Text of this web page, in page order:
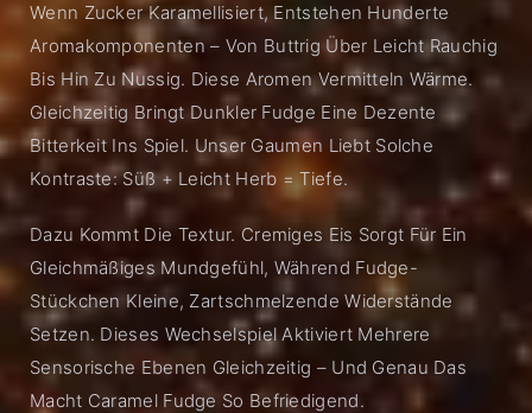
Wenn Zucker Karamellisiert, Entstehen Hunderte
Aromakomponenten – Von Buttrig Über Leicht Rauchig
Bis Hin Zu Nussig. Diese Aromen Vermitteln Wärme.
Gleichzeitig Bringt Dunkler Fudge Eine Dezente
Bitterkeit Ins Spiel. Unser Gaumen Liebt Solche
Kontraste: Süß + Leicht Herb = Tiefe.
Dazu Kommt Die Textur. Cremiges Eis Sorgt Für Ein
Gleichmäßiges Mundgefühl, Während Fudge-
Stückchen Kleine, Zartschmelzende Widerstände
Setzen. Dieses Wechselspiel Aktiviert Mehrere
Sensorische Ebenen Gleichzeitig – Und Genau Das
Macht Caramel Fudge So Befriedigend.